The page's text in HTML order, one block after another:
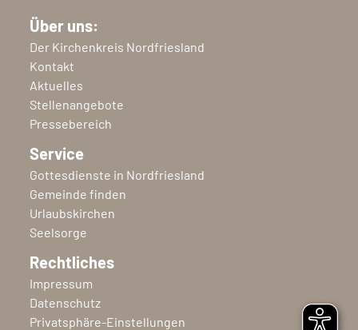
Über uns:
Der Kirchenkreis Nordfriesland
Kontakt
Aktuelles
Stellenangebote
Pressebereich
Service
Gottesdienste in Nordfriesland
Gemeinde finden
Urlaubskirchen
Seelsorge
Rechtliches
Impressum
Datenschutz
Privatsphäre-Einstellungen